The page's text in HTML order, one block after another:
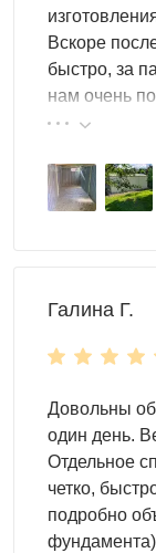
Если вы
особенно
воздействия.
Гараж для
используется для
инструменты
различные
дрова и т.д.
Но и это еще не
,
Здесь хватит
Вскоре
быстро, за
нам очень
эту фирму.
Галина Г.
Довольны
один день.
Отдельное
четко,
подробно